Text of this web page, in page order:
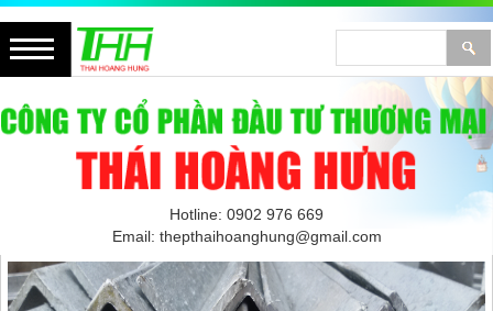
Hotline: 0902 976 669
Email: thepthaihoanghung@gmail.com